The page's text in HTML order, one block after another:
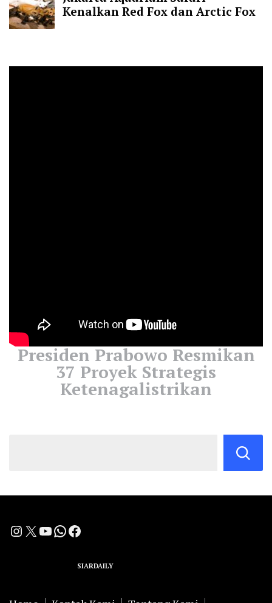
Presiden Prabowo Resmikan
37 Proyek Strategis
Ketenagalistrikan
Instagram
X YouTube
WhatsApp
Facebook
SIARDAILY